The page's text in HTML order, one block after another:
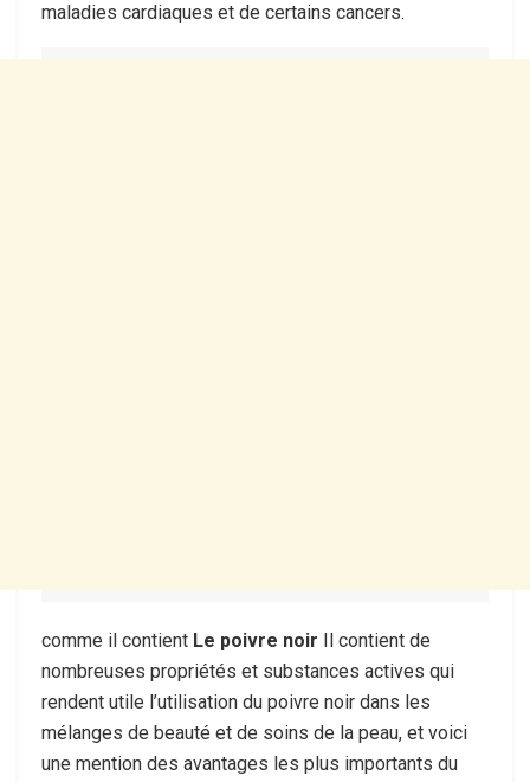
maladies cardiaques et de certains cancers.
comme il contient Le poivre noir Il contient de
nombreuses propriétés et substances actives qui
rendent utile l’utilisation du poivre noir dans les
mélanges de beauté et de soins de la peau, et voici
une mention des avantages les plus importants du